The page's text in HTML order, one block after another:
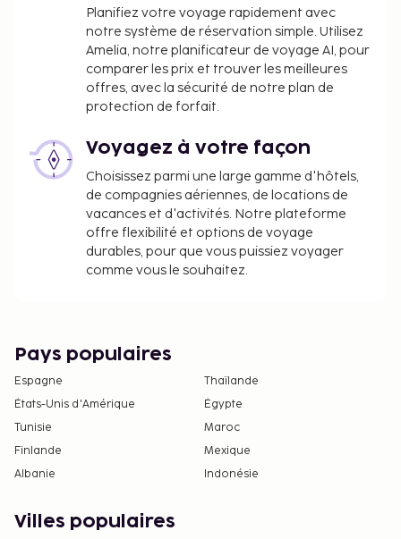
Planifiez votre voyage rapidement avec
notre système de réservation simple. Utilisez
Amelia, notre planificateur de voyage AI, pour
comparer les prix et trouver les meilleures
offres, avec la sécurité de notre plan de
protection de forfait.
Voyagez à votre façon
Choisissez parmi une large gamme d'hôtels,
de compagnies aériennes, de locations de
vacances et d'activités. Notre plateforme
offre flexibilité et options de voyage
durables, pour que vous puissiez voyager
comme vous le souhaitez.
Pays populaires
Espagne
Thaïlande
États-Unis d'Amérique
Égypte
Tunisie
Maroc
Finlande
Mexique
Albanie
Indonésie
Villes populaires